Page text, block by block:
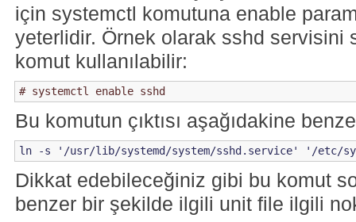
için systemctl komutuna enable
yeterlidir. Örnek olarak sshd servisini
komut kullanılabilir:
Bu komutun çıktısı aşağıdakine
Dikkat edebileceğiniz gibi bu komut
benzer bir şekilde ilgili unit file ilgili